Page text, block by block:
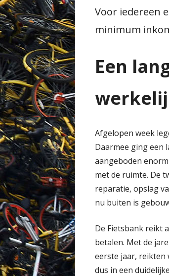
Voor iedereen
minimum
Een
Afgelopen week
Daarmee ging een
aangeboden
met de ruimte. De
reparatie, opslag
nu buiten is
De Fietsbank reikt
betalen. Met de
eerste jaar, reikten
dus in een